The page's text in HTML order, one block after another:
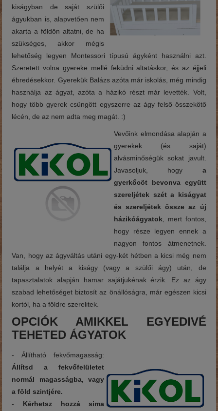
kiságyban de saját szülői
ágyukban is, alapvetően nem
akarta a földön altatni, de ha
szükséges, akkor mégis
lehetőség legyen Montessori típusú ágyként használni azt.
Szeretett volna gyereke mellé feküdni altatáskor, és az éjjeli
ébredésekkor. Gyerekük Balázs azóta már iskolás, még mindig
használja az ágyat, azóta a házikó részt már levették. Volt,
hogy több gyerek csüngött egyszerre az ágy felső összekötő
lécén, de az nem adta meg magát. :)
Vevőink elmondása alapján a
gyerekek (és saját)
alvásminőségük sokat javult.
Javasoljuk, hogy a
gyerkőcöt bevonva együtt
szereljétek szét a kiságyat
és szereljétek össze az új
házikóágyatok , mert fontos,
hogy része legyen ennek a
nagyon fontos átmenetnek.
Van, hogy az ágyváltás utáni egy-két hétben a kicsi még nem
találja a helyét a kiságy (vagy a szülői ágy) után, de
tapasztalatok alapján hamar sajátjukénak érzik. Ez az ágy
szabad lehetőséget biztosít az önállóságra, már egészen kicsi
kortól, ha a földre szerelitek.
OPCIÓK AMIKKEL EGYEDIVÉ
TEHETED ÁGYATOK
- Állítható fekvőmagasság:
Állítsd a fekvőfelületet
normál magasságba, vagy
a föld szintjére.
- Kérhetsz hozzá sima